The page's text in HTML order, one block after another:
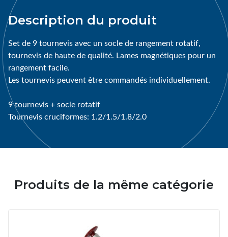
Description du produit
Set de 9 tournevis avec un socle de rangement rotatif,
tournevis de haute de qualité. Lames magnétiques pour un
rangement facile.
Les tournevis peuvent être commandés individuellement.
9 tournevis + socle rotatif
Tournevis cruciformes: 1.2/1.5/1.8/2.0
Produits de la même catégorie